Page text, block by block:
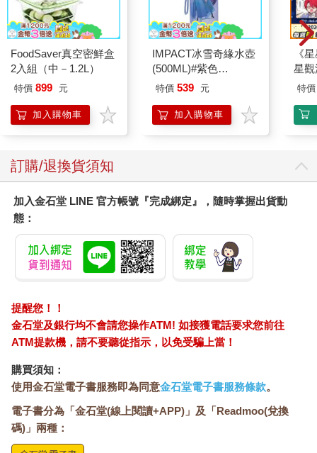
FoodSaver真空密鮮盒
2入組（中－1.2L）
特價 899 元
加入購物車
IMPACT冰雪奇緣水壺
(500ML)#紫色
IMDSB01PL
特價 539 元
加入購物車
《
星
特價
訂購/退換貨須知
加入金石堂 LINE 官方帳號『完成綁定』，隨時掌握出貨動
態：
提醒您！！
金石堂及銀行均不會請您操作ATM! 如接獲電話要求您前往
ATM提款機，請不要聽從指示，以免受騙上當！
購買須知：
使用金石堂電子書服務即為同意金石堂電子書服務條款。
電子書分為「金石堂(線上閱讀+APP)」及「Readmoo(兌換
碼)」兩種：